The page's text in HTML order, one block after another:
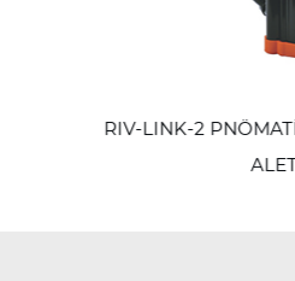
RIV-LINK-2